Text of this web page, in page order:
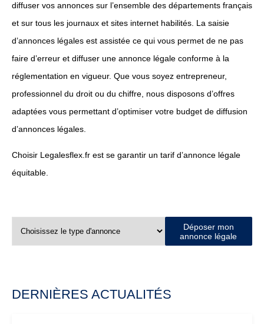
diffuser vos annonces sur l’ensemble des départements français
et sur tous les journaux et sites internet habilités. La saisie
d’annonces légales est assistée ce qui vous permet de ne pas
faire d’erreur et diffuser une annonce légale conforme à la
réglementation en vigueur. Que vous soyez entrepreneur,
professionnel du droit ou du chiffre, nous disposons d’offres
adaptées vous permettant d’optimiser votre budget de diffusion
d’annonces légales.
Choisir Legalesflex.fr est se garantir un tarif d’annonce légale
équitable.
Déposer mon
annonce légale
DERNIÈRES ACTUALITÉS